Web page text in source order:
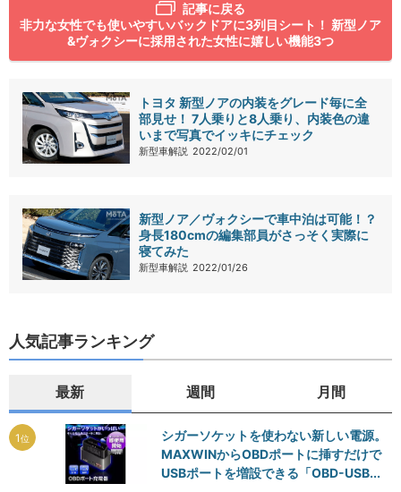
記事に戻る
非力な女性でも使いやすいバックドアに3列目シート！ 新型ノア
&ヴォクシーに採用された女性に嬉しい機能3つ
トヨタ 新型ノアの内装をグレード毎に全
部見せ！ 7人乗りと8人乗り、内装色の違
いまで写真でイッキにチェック
新型車解説 2022/02/01
新型ノア／ヴォクシーで車中泊は可能！？
身長180cmの編集部員がさっそく実際に
寝てみた
新型車解説 2022/01/26
人気記事ランキング
最新 週間 月間
1位
シガーソケットを使わない新しい電源。
MAXWINからOBDポートに挿すだけで
USBポートを増設できる「OBD-USB...